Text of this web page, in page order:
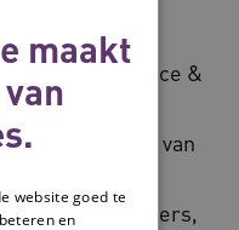
aantal
van Finance &
het hele
zaten mensen van
planners,
maakt
website goed te
en